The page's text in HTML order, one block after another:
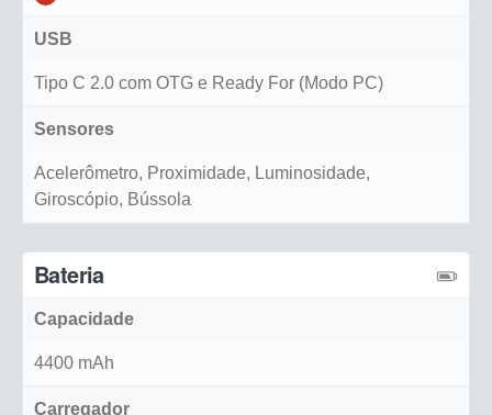
USB
Tipo C 2.0 com OTG e Ready For (Modo PC)
Sensores
Acelerômetro, Proximidade, Luminosidade,
Giroscópio, Bússola
Bateria
Capacidade
4400 mAh
Carregador